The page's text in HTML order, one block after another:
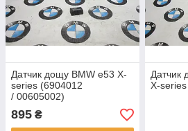
Датчик дощу BMW e53 X-
series (6904012
/ 00605002)
895 ₴
Датчик
X-